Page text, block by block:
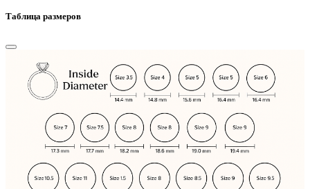
Таблица размеров